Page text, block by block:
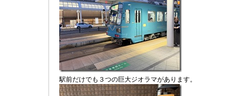
駅前だけでも３つの巨大ジオラマがあります。